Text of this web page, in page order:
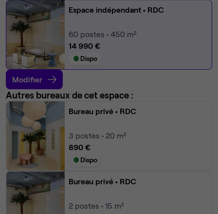
Espace indépendant • RDC
60 postes • 450 m²
14 990 €
Dispo
Modifier
Autres bureaux de cet espace :
Bureau privé • RDC
3 postes • 20 m²
890 €
Dispo
Bureau privé • RDC
2 postes • 15 m²